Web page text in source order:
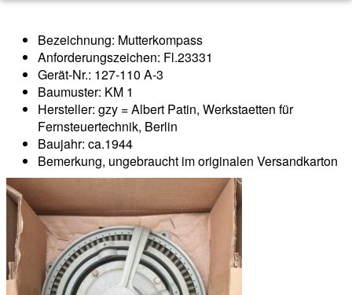
Bezeichnung: Mutterkompass
Anforderungszeichen: Fl.23331
Gerät-Nr.: 127-110 A-3
Baumuster: KM 1
Hersteller: gzy = Albert Patin, Werkstaetten für
Fernsteuertechnik, Berlin
Baujahr: ca.1944
Bemerkung, ungebraucht im originalen Versandkarton